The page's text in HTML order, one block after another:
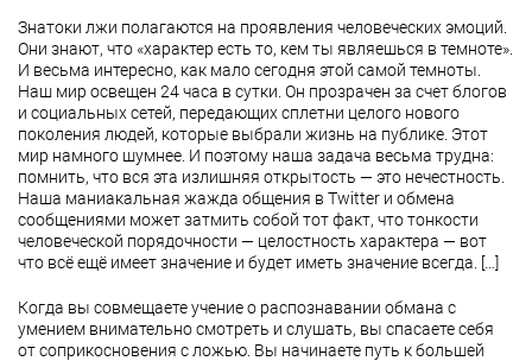
Знатоки лжи полагаются на проявления человеческих эмоций.
Они знают, что «характер есть то, кем ты являешься в темноте».
И весьма интересно, как мало сегодня этой самой темноты.
Наш мир освещен 24 часа в сутки. Он прозрачен за счет блогов
и социальных сетей, передающих сплетни целого нового
поколения людей, которые выбрали жизнь на публике. Этот
мир намного шумнее. И поэтому наша задача весьма трудна:
помнить, что вся эта излишняя открытость — это нечестность.
Наша маниакальная жажда общения в Twitter и обмена
сообщениями может затмить собой тот факт, что тонкости
человеческой порядочности — целостность характера — вот
что всё ещё имеет значение и будет иметь значение всегда. […]
Когда вы совмещаете учение о распознавании обмана с
умением внимательно смотреть и слушать, вы спасаете себя
от соприкосновения с ложью. Вы начинаете путь к большей